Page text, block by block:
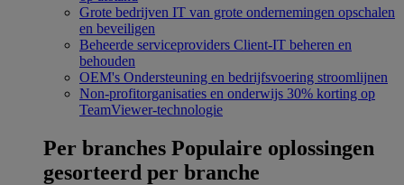
Grote bedrijven IT van grote ondernemingen opschalen
en beveiligen
Beheerde serviceproviders Client-IT beheren en
behouden
OEM's Ondersteuning en bedrijfsvoering stroomlijnen
Non-profitorganisaties en onderwijs 30% korting op
TeamViewer-technologie
Per branches Populaire oplossingen
gesorteerd per branche